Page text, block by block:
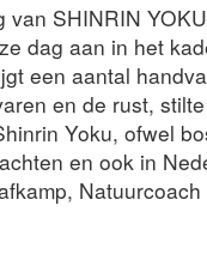
SHINRIN
dag aan in het
een aantal
en de rust,
Yoku, ofwel
en ook in